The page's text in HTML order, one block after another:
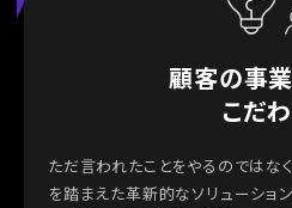
顧客の事
こだ
ただ言われたことをやるのではな
を踏まえた革新的なソリューショ